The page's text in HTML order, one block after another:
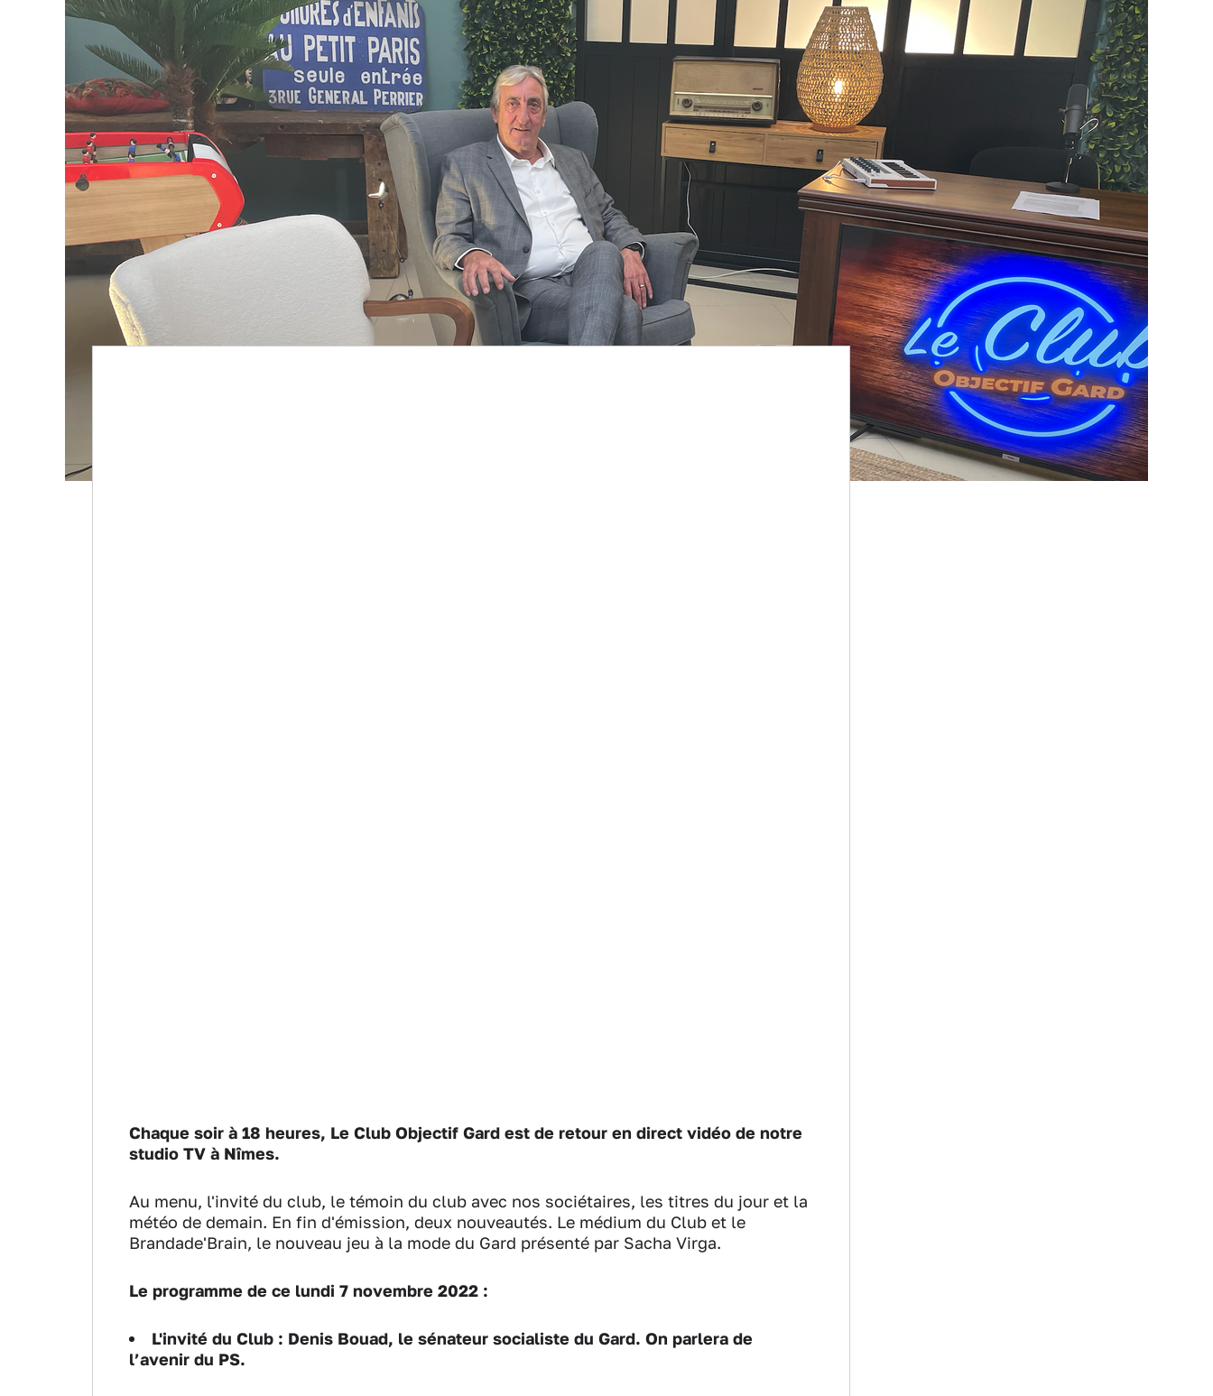
Chaque soir à 18 heures, Le Club Objectif Gard est de retour en direct vidéo de notre
studio TV à Nîmes.
Au menu, l'invité du club, le témoin du club avec nos sociétaires, les titres du jour et la
météo de demain. En fin d'émission, deux nouveautés. Le médium du Club et le
Brandade'Brain, le nouveau jeu à la mode du Gard présenté par Sacha Virga.
Le programme de ce lundi 7 novembre 2022 :
L'invité du Club : Denis Bouad, le sénateur socialiste du Gard. On parlera de
l’avenir du PS.